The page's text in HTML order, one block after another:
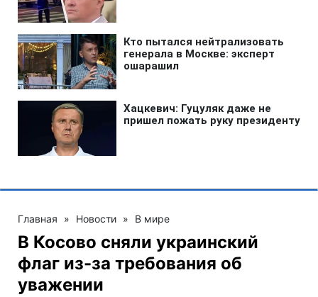
Главная » Новости » В мире
В Косово сняли украинский
флаг из-за требования об
уважении